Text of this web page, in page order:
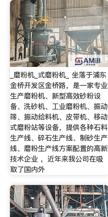
_磨粉机_式磨粉机_ 坐落于浦东
金桥开发区金桥路，是一家专业
生产磨粉机、新型高效砂粉设
备、洗砂机、工业磨粉机、振动
筛、振动给料机、皮带机、移动
式磨粉站等设备，提供各种石料
生产线、碎石生产线、制砂生产
线、磨粉生产线方案配置的高新
技术企业 ，近年来我公司在吸
取了国内外